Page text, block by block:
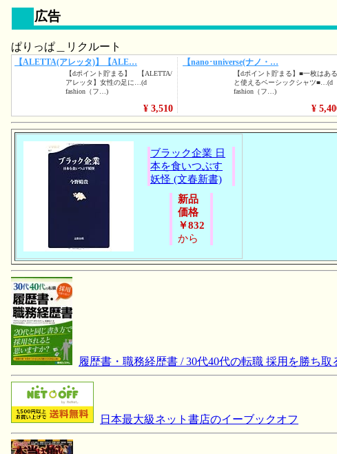
広告
ぱりっぱ＿リクルート
ブラック企業 日
本を食いつぶす
妖怪 (文春新書)
新品
価格
￥832
から
履歴書・職務経歴書 / 30代40代の転職 採用を勝ち取
日本最大級ネット書店のイーブックオフ